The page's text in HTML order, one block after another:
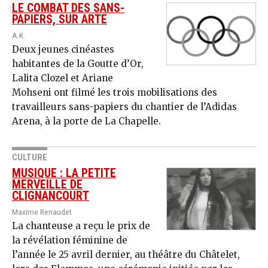
LE COMBAT DES SANS-
PAPIERS, SUR ARTE
A.K.
Deux jeunes cinéastes
habitantes de la Goutte d’Or,
Lalita Clozel et Ariane
Mohseni ont filmé les trois mobilisations des
travailleurs sans-papiers du chantier de l’Adidas
Arena, à la porte de La Chapelle.
CULTURE
MUSIQUE : LA PETITE
MERVEILLE DE
CLIGNANCOURT
Maxime Renaudet
La chanteuse a reçu le prix de
la révélation féminine de
l’année le 25 avril dernier, au théâtre du Châtelet,